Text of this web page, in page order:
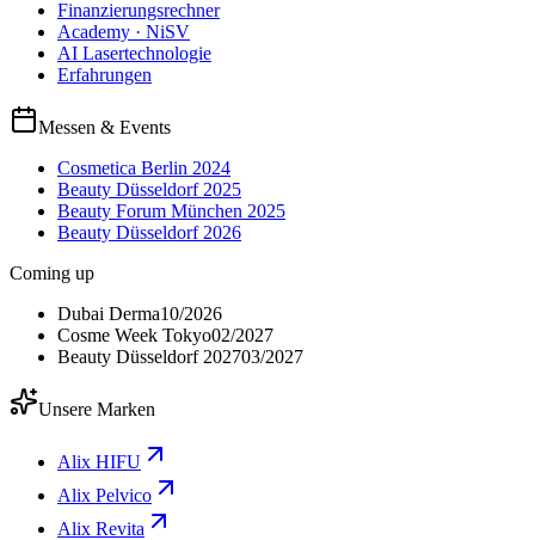
Finanzierungsrechner
Academy · NiSV
AI Lasertechnologie
Erfahrungen
Messen & Events
Cosmetica Berlin 2024
Beauty Düsseldorf 2025
Beauty Forum München 2025
Beauty Düsseldorf 2026
Coming up
Dubai Derma10/2026
Cosme Week Tokyo02/2027
Beauty Düsseldorf 202703/2027
Unsere Marken
Alix HIFU
Alix Pelvico
Alix Revita